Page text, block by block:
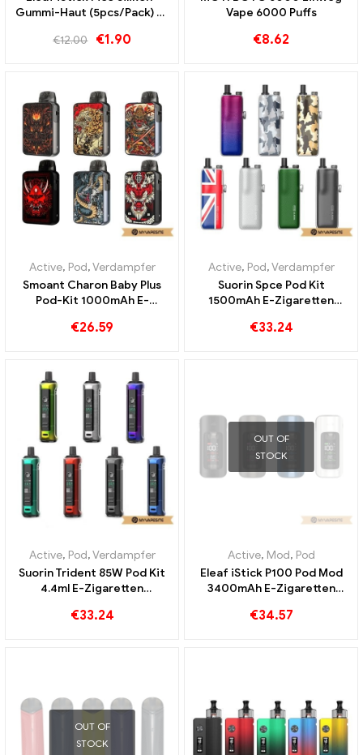
Gummi-Haut (5pcs/Pack) E-
Custom
€12.00 €1.90
Vape 6000 Puffs
€8.62
Active, Pod,Verdampfer
Smoant Charon Baby Plus
Pod-Kit 1000mAh E-
Custom
€26.59
Active, Pod,Verdampfer
Suorin Spce Pod Kit
1500mAh E-Zigaretten
€33.24
Active, Pod,Verdampfer
Suorin Trident 85W Pod Kit
4.4ml E-Zigaretten
€33.24
OUT OF
STOCK
Active, Mod, Pod
Eleaf iStick P100 Pod Mod
3400mAh E-Zigaretten
€34.57
OUT OF
STOCK